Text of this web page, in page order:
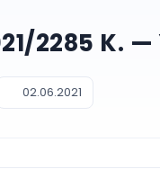
2285 K.
02.06.2021